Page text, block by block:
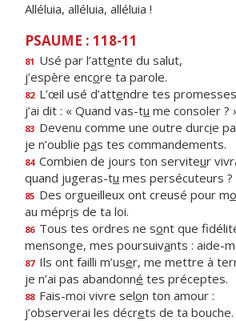
Alléluia, alléluia, alléluia !
PSAUME : 118-11
81 Usé par l’attente du salut,
j’espère encore ta parole.
82 L’œil usé d’attendre tes
j’ai dit : « Quand vas-tu me consoler ?
83 Devenu comme une outre durcie
je n’oublie pas tes commandements.
84 Combien de jours ton serviteur
quand jugeras-tu mes persécuteurs ?
85 Des orgueilleux ont creusé pour mo
au mépris de ta loi.
86 Tous tes ordres ne sont que
mensonge, mes poursuivants : aide-
87 Ils ont failli m’user, me mettre à
je n’ai pas abandonné tes préceptes.
88 Fais-moi vivre selon ton amour :
j’observerai les décrets de ta bouche.